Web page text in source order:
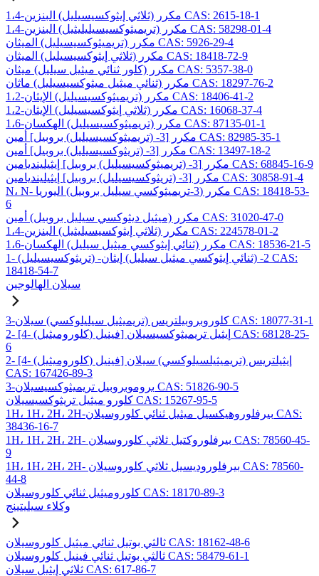
1،4-مكرر (ثلاثي إيثوكسيسيليل) البنزين CAS: 2615-18-1
1،4-مكرر (تريميثوكسيسيليليثيل) البنزين CAS: 58298-01-4
مكرر (تريميثوكسيسيليل) الميثان CAS: 5926-29-4
مكرر (ثلاثي إيثوكسيسيليل) الميثان CAS: 18418-72-9
مكرر (كلور ثنائي ميثيل سيليل) ميثان CAS: 5357-38-0
مكرر (ثنائي ميثيل ميثوكسيسيليل) ماثان CAS: 18297-76-2
1،2-مكرر (تريميثوكسيسيليل) الإيثان CAS: 18406-41-2
1،2-مكرر (ثلاثي إيثوكسيسيليل) الإيثان CAS: 16068-37-4
1،6-مكرر (تريميثوكسيسيليل) الهكسان CAS: 87135-01-1
مكرر [3- (تريميثوكسيسيليل) بروبيل] أمين CAS: 82985-35-1
مكرر [3- (تريثوكسيسيليل) بروبيل] أمين CAS: 13497-18-2
مكرر [3- (تريميثوكسيسيليل) بروبيل] إيثيلينديامين CAS: 68845-16-9
مكرر [3- (تريثوكسيسيليل) بروبيل] إيثيلينديامين CAS: 30858-91-4
N، N- مكرر (3-تريميثوكسي سيليل بروبيل) اليوريا CAS: 18418-53-
6
مكرر (ميثيل ديثوكسي سيليل بروبيل) أمين CAS: 31020-47-0
1،4-مكرر (ثلاثي إيثوكسيسيليثيل) البنزين CAS: 224578-01-2
1،6-مكرر (ثنائي إيثوكسي ميثيل سيليل) الهكسان CAS: 18536-21-5
1- (تريثوكسيسيليل) -2- (ثنائي إيثوكسي ميثيل سيليل) إيثان CAS:
18418-54-7
سيلان الهالوجين
3-كلوروبروبيلتريس (تريميثيل سيليلوكسي) سيلان CAS: 18077-31-1
2- [4- (كلوروميثيل) فينيل] إيثيل تريميثوكسيسيلان CAS: 68128-25-
6
2- [4- (كلوروميثيل) فينيل] إيثيلتريس (تريميثيلسيلوكسي) سيلان
CAS: 167426-89-3
3-بروموبروبيل تريميثوكسيسيلان CAS: 51826-90-5
كلورو ميثيل تريثوكسيسيلان CAS: 15267-95-5
1H، 1H، 2H، 2H-بيرفلوروهيكسيل ميثيل ثنائي كلوروسيلان CAS:
38436-16-7
1H، 1H، 2H، 2H- بيرفلوروكتيل ثلاثي كلوروسيلان CAS: 78560-45-
9
1H، 1H، 2H، 2H- بيرفلوروديسيل ثلاثي كلوروسيلان CAS: 78560-
44-8
كلوروميثيل ثنائي كلوروسيلان CAS: 18170-89-3
وكلاء سيليتينج
ثالثي بوتيل ثنائي ميثيل كلوروسيلان CAS: 18162-48-6
ثالثي بوتيل ثنائي فينيل كلوروسيلان CAS: 58479-61-1
ثلاثي إيثيل سيلان CAS: 617-86-7